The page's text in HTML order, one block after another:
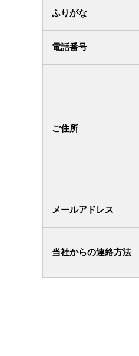
ふりがな
電話番号
ご住所
メールアドレス
当社からの連絡方法